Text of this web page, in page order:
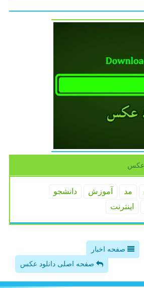
عكس
مد آموزش
دانشجو
اینترنت
صفحه اخبار
صفحه اصلی دانلود عکس